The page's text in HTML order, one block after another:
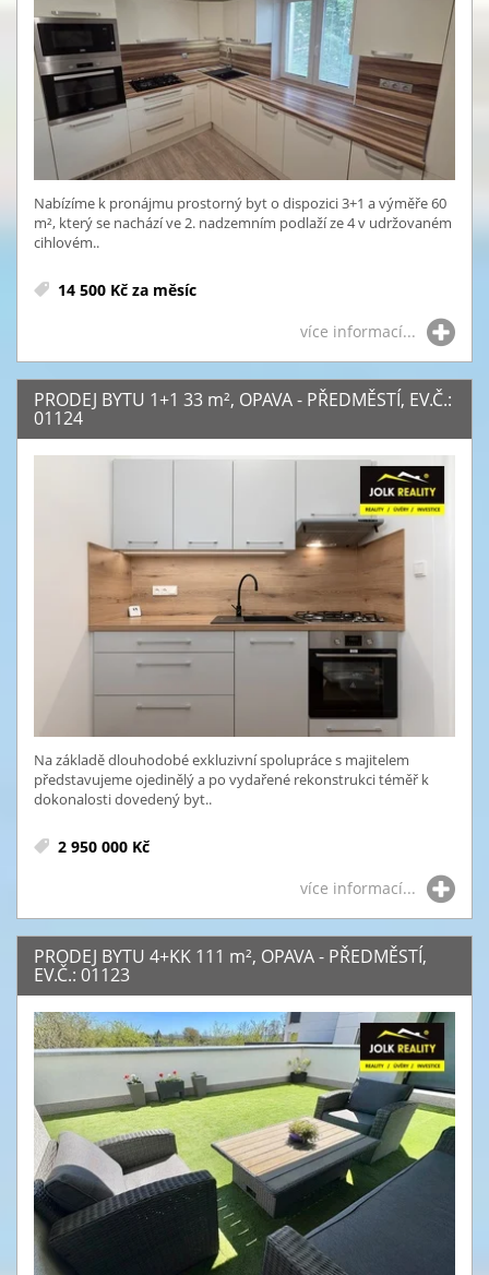
Nabízíme k pronájmu prostorný byt o dispozici 3+1 a výměře 60
m², který se nachází ve 2. nadzemním podlaží ze 4 v udržovaném
cihlovém..
14 500 Kč za měsíc
více informací...
PRODEJ BYTU 1+1 33 m², OPAVA - PŘEDMĚSTÍ, EV.Č.:
01124
Na základě dlouhodobé exkluzivní spolupráce s majitelem
představujeme ojedinělý a po vydařené rekonstrukci téměř k
dokonalosti dovedený byt..
2 950 000 Kč
více informací...
PRODEJ BYTU 4+KK 111 m², OPAVA - PŘEDMĚSTÍ,
EV.Č.: 01123